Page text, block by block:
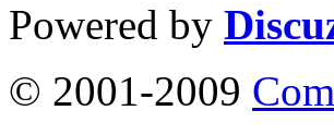
Powered by
© 2001-2009